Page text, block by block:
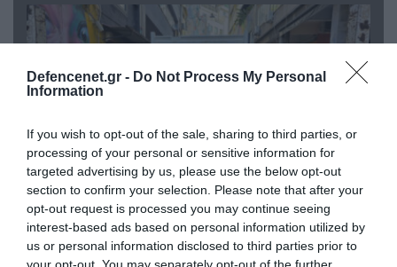
Defencenet.gr - Do Not Process My Personal
Information
If you wish to opt-out of the sale, sharing to third parties, or
processing of your personal or sensitive information for
targeted advertising by us, please use the below opt-out
section to confirm your selection. Please note that after your
opt-out request is processed you may continue seeing
interest-based ads based on personal information utilized by
us or personal information disclosed to third parties prior to
your opt-out. You may separately opt-out of the further
06.08.2026 | 14:02
«Επιχείρηση ελεύθερα πεζοδρόμια» στην